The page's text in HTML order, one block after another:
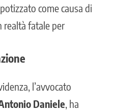
come causa di
realtà fatale per
l’avvocato
Daniele, ha